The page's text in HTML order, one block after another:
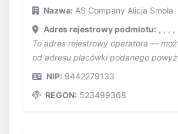
Nazwa: AS Company Alicja Smoła
Adres rejestrowy podmiotu: , , , ,
To adres rejestrowy operatora —
od adresu placówki podanego
NIP: 9442279133
REGON: 523499368